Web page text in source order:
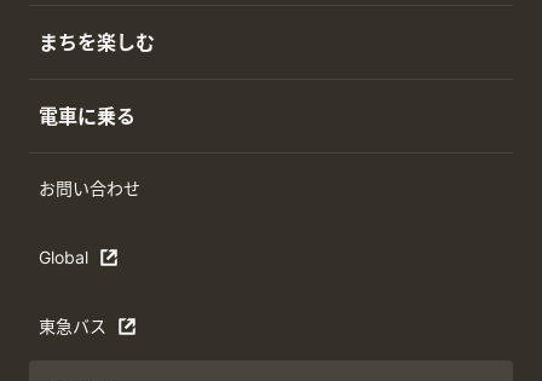
まちを楽しむ
電車に乗る
お問い合わせ
Global
東急バス